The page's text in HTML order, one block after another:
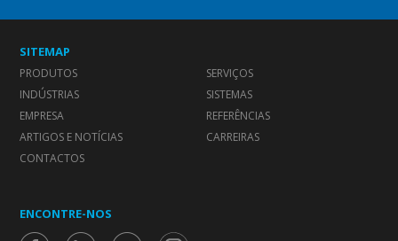
SITEMAP
PRODUTOS
SERVIÇOS
INDÚSTRIAS
SISTEMAS
EMPRESA
REFERÊNCIAS
ARTIGOS E NOTÍCIAS
CARREIRAS
CONTACTOS
ENCONTRE-NOS